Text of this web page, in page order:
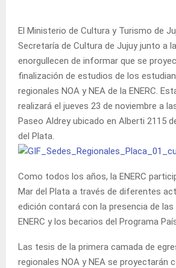
El Ministerio de Cultura y Turismo de
Secretaría de Cultura de Jujuy junto a
enorgullecen de informar que se
finalización de estudios de los
regionales NOA y NEA de la ENERC.
realizará el jueves 23 de noviembre a
Paseo Aldrey ubicado en Alberti 2115
del Plata.
Como todos los años, la ENERC
Mar del Plata a través de diferentes
edición contará con la presencia de
ENERC y los becarios del Programa
Las tesis de la primera camada de
regionales NOA y NEA se proyectarán